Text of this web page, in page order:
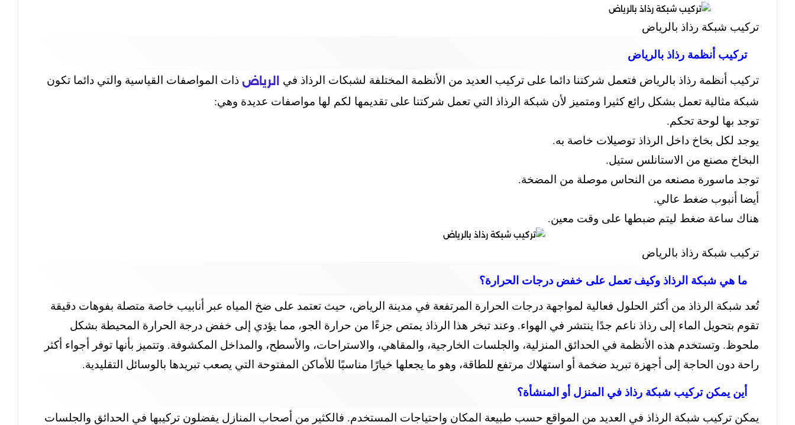
تركيب شبكة رذاذ بالرياض
تركيب أنظمة رذاذ بالرياض
تركيب أنظمة رذاذ بالرياض فتعمل شركتنا دائما على تركيب العديد من الأنظمة المختلفة لشبكات الرذاذ في الرياض ذات المواصفات القياسية والتي دائما تكون
شبكة مثالية تعمل بشكل رائع كثيرا ومتميز لأن شبكة الرذاذ التي تعمل شركتنا على تقديمها لكم لها مواصفات عديدة وهي:
توجد بها لوحة تحكم.
يوجد لكل بخاخ داخل الرذاذ توصيلات خاصة به.
البخاخ مصنع من الاستانلس ستيل.
توجد ماسورة مصنعه من النحاس موصلة من المضخة.
أيضا أنبوب ضغط عالي.
هناك ساعة ضغط ليتم ضبطها على وقت معين.
تركيب شبكة رذاذ بالرياض
ما هي شبكة الرذاذ وكيف تعمل على خفض درجات الحرارة؟
تُعد شبكة الرذاذ من أكثر الحلول فعالية لمواجهة درجات الحرارة المرتفعة في مدينة الرياض، حيث تعتمد على ضخ المياه عبر أنابيب خاصة متصلة بفوهات دقيقة
تقوم بتحويل الماء إلى رذاذ ناعم جدًا ينتشر في الهواء. وعند تبخر هذا الرذاذ يمتص جزءًا من حرارة الجو، مما يؤدي إلى خفض درجة الحرارة المحيطة بشكل
ملحوظ. وتستخدم هذه الأنظمة في الحدائق المنزلية، والجلسات الخارجية، والمقاهي، والاستراحات، والأسطح، والمداخل المكشوفة. وتتميز بأنها توفر أجواء أكثر
راحة دون الحاجة إلى أجهزة تبريد ضخمة أو استهلاك مرتفع للطاقة، وهو ما يجعلها خيارًا مناسبًا للأماكن المفتوحة التي يصعب تبريدها بالوسائل التقليدية.
أين يمكن تركيب شبكة رذاذ في المنزل أو المنشأة؟
يمكن تركيب شبكة الرذاذ في العديد من المواقع حسب طبيعة المكان واحتياجات المستخدم. فالكثير من أصحاب المنازل يفضلون تركيبها في الحدائق والجلسات